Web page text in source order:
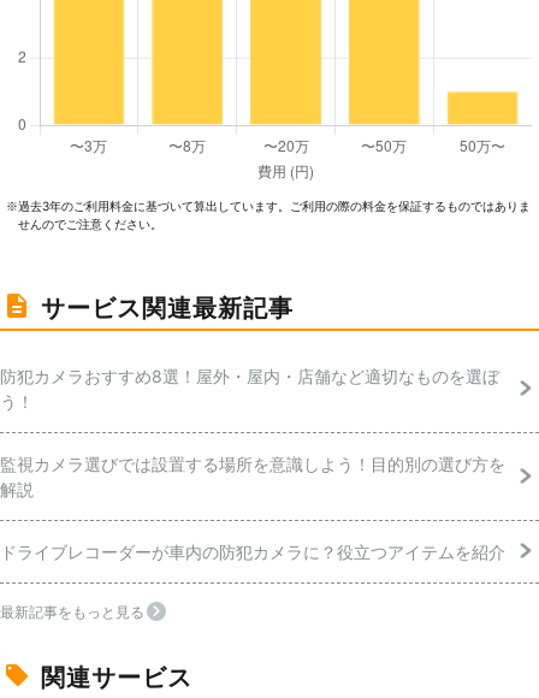
※過去3年のご利⽤料⾦に基づいて算出しています。ご利⽤の際の料⾦を保証するものではありま
せんのでご注意ください。
サービス関連最新記事
防犯カメラおすすめ8選！屋外・屋内・店舗など適切なものを選ぼ
う！
監視カメラ選びでは設置する場所を意識しよう！目的別の選び方を
解説
ドライブレコーダーが車内の防犯カメラに？役立つアイテムを紹介
最新記事をもっと見る
関連サービス